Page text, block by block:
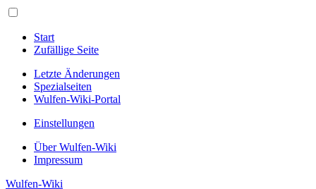
Start
Zufällige Seite
Letzte Änderungen
Spezialseiten
Wulfen-Wiki-Portal
Einstellungen
Über Wulfen-Wiki
Impressum
Wulfen-Wiki